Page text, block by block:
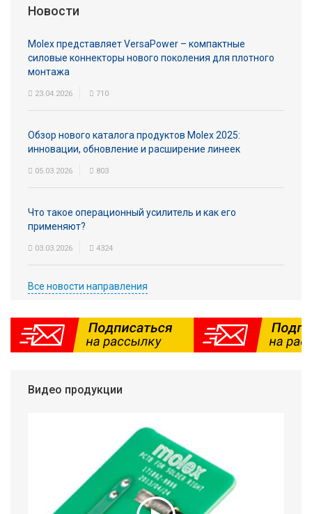
Новости
Molex представляет VersaPower – компактные
силовые коннекторы нового поколения для плотного
монтажа
23.04.2026 710
Обзор нового каталога продуктов Molex 2025:
инновации, обновление и расширение линеек
05.03.2026 803
Что такое операционный усилитель и как его
применяют?
03.03.2026 4324
Все новости направления
Видео продукции